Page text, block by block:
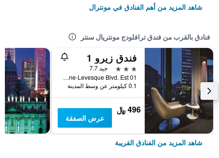
شاهد المزيد من أهم الفنادق في مونترال
فنادق بالقرب من فندق ترافلودج مونتريال سنتر
فندق زيرو 1
3 نجوم
جيد 7.7
01 Rene-Levesque Blvd. Est, مونترال, QC, كندا
0.1 كيلومتر عن وسط المدينة
496 ﷼
عرض الصفقة
شاهد المزيد من الفنادق القريبة